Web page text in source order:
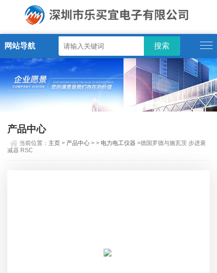
网站导航
产品中心
当前位置： 主页 > 产品中心 > > 电力电工仪器 >德国罗德与施瓦茨 步进衰
减器 RSC